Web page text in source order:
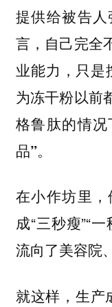
提供给被告
言， 自己完全
业能力，只
为冻干粉以前
格鲁肽的情
品”。
在小作坊里
成“三秒瘦”“
流向了美容院
就这样，生产